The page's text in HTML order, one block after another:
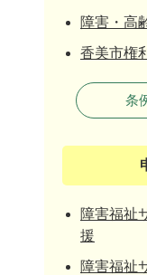
障害・高
香美市権
条
障害福祉
援
障害福祉